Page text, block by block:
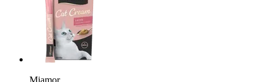
Miamor